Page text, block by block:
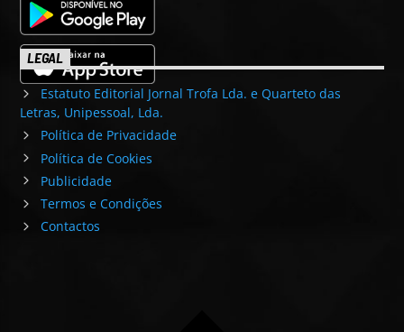
LEGAL
Estatuto Editorial Jornal Trofa Lda. e Quarteto das
Letras, Unipessoal, Lda.
Política de Privacidade
Política de Cookies
Publicidade
Termos e Condições
Contactos